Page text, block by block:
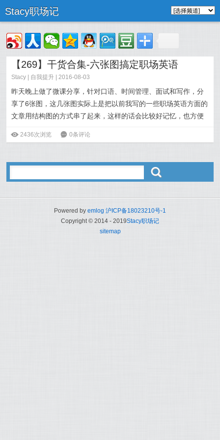
Stacy职场记
【269】干货合集-六张图搞定职场英语
Stacy 自我提升 | 2016-08-03
昨天晚上做了微课分享，针对口语、时间管理、面试和写作，分
享了6张图，这几张图实际上是把以前我写的一些职场英语方面的
文章用结构图的方式串了起来，这样的话会比较好记忆，也方便
阅读全文>>
ė 2436次浏览 6 0条评论
ő
Powered by emlog 沪ICP备18023210号-1
Copyright © 2014 - 2019Stacy职场记
sitemap